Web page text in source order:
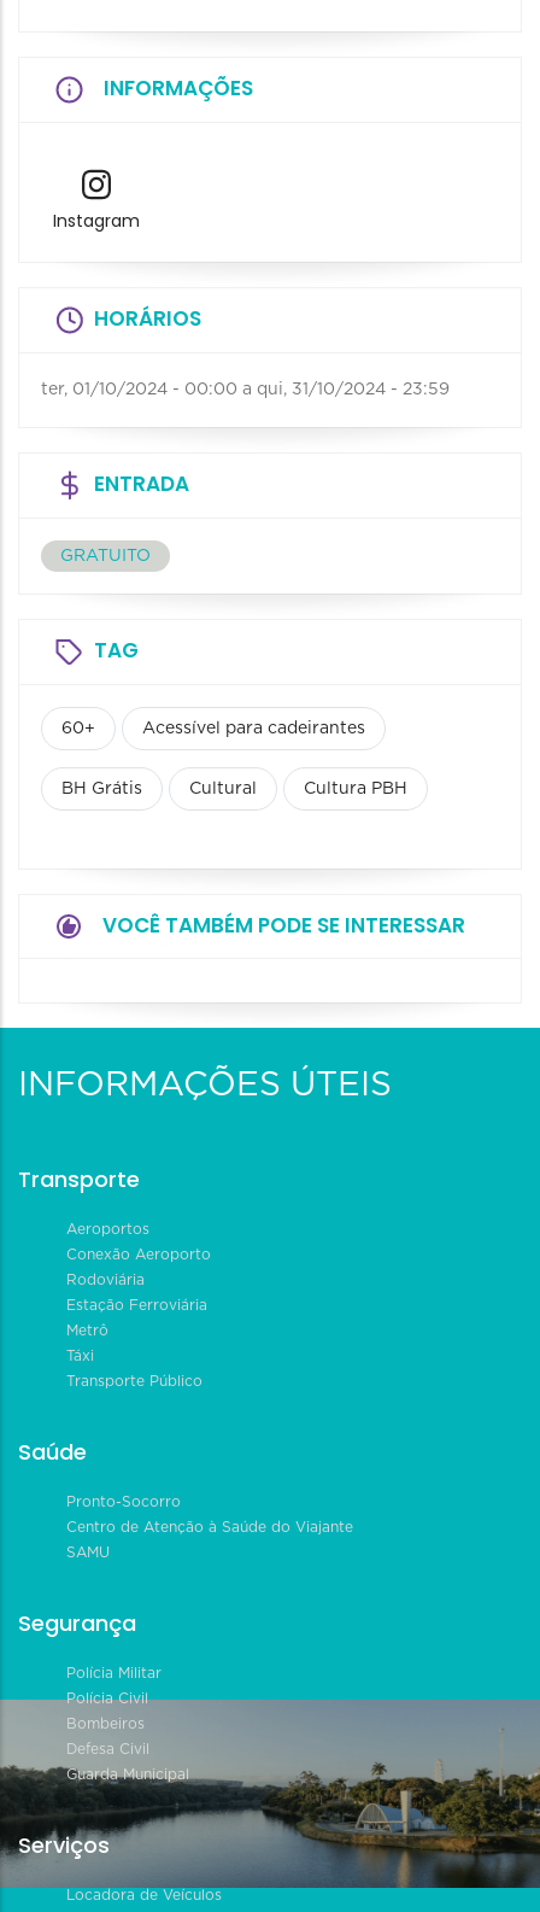
INFORMAÇÕES
Instagram
HORÁRIOS
ter, 01/10/2024 - 00:00 a qui, 31/10/2024 - 23:59
ENTRADA
GRATUITO
TAG
60+ Acessível para cadeirantes
BH Grátis Cultural Cultura PBH
VOCÊ TAMBÉM PODE SE INTERESSAR
INFORMAÇÕES ÚTEIS
Transporte
Aeroportos
Conexão Aeroporto
Rodoviária
Estação Ferroviária
Metrô
Táxi
Transporte Público
Saúde
Pronto-Socorro
Centro de Atenção à Saúde do Viajante
SAMU
Segurança
Polícia Militar
Polícia Civil
Bombeiros
Defesa Civil
Guarda Municipal
Serviços
Locadora de Veículos